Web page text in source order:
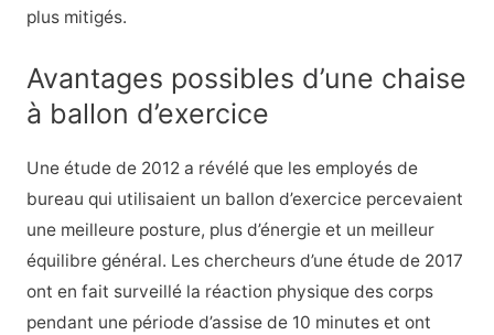
plus mitigés.
Avantages possibles d’une chaise
à ballon d’exercice
Une étude de 2012 a révélé que les employés de
bureau qui utilisaient un ballon d’exercice percevaient
une meilleure posture, plus d’énergie et un meilleur
équilibre général. Les chercheurs d’une étude de 2017
ont en fait surveillé la réaction physique des corps
pendant une période d’assise de 10 minutes et ont